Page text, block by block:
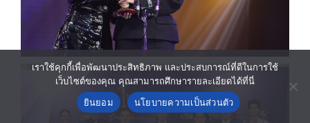
เราใช้คุกกี้เพื่อพัฒนาประสิทธิภาพ และประสบการณ์ที่ดีในการใช้
เว็บไซต์ของคุณ คุณสามารถศึกษารายละเอียดได้ที่นี่
ยินยอม
นโยบายความเป็นส่วนตัว